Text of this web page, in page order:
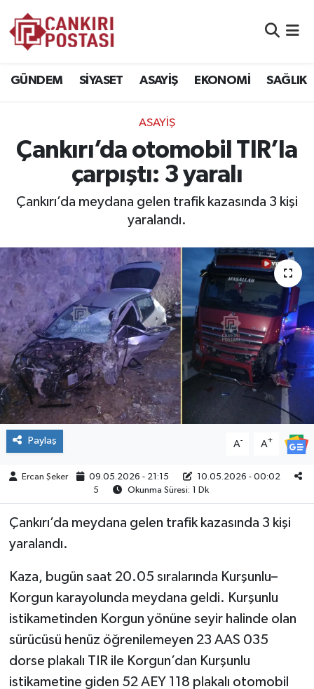
GÜNDEM SİYASET ASAYİŞ EKONOMİ SAĞLIK
ASAYİŞ
Çankırı’da otomobil TIR’la
çarpıştı: 3 yaralı
Çankırı’da meydana gelen trafik kazasında 3 kişi
yaralandı.
Paylaş A- A+
Ercan Şeker 09.05.2026 - 21:15
10.05.2026 - 00:02
5
Okunma Süresi: 1 Dk
Çankırı’da meydana gelen trafik kazasında 3 kişi
yaralandı.
Kaza, bugün saat 20.05 sıralarında Kurşunlu–
Korgun karayolunda meydana geldi. Kurşunlu
istikametinden Korgun yönüne seyir halinde olan
sürücüsü henüz öğrenilemeyen 23 AAS 035
dorse plakalı TIR ile Korgun’dan Kurşunlu
istikametine giden 52 AEY 118 plakalı otomobil
EKONOMİ
SAĞLIK
EĞİTİM
YAŞAM
ÇEVRE
İLÇELER
RESMİ İLANLAR
KÜLTÜR
TURİZM
MAGAZİN
BÖLGE
TÜRKİYE
Trafik Durumu
Süper Lig Puan Durumu ve Fikstür
Son Dakika Haberleri
Haber Arşivi